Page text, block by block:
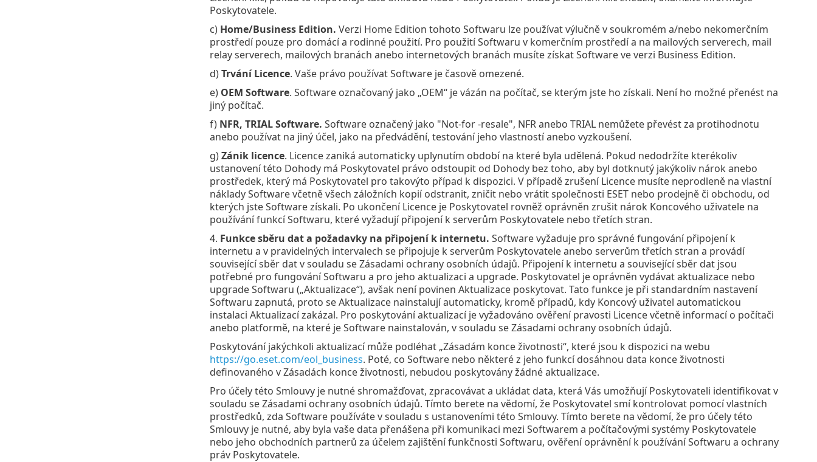
Poskytovatele.
c) Home/Business Edition. Verzi Home Edition tohoto Softwaru lze používat výlučně v soukromém a/nebo nekomerčním
prostředí pouze pro domácí a rodinné použití. Pro použití Softwaru v komerčním prostředí a na mailových serverech, mail
relay serverech, mailových branách anebo internetových branách musíte získat Software ve verzi Business Edition.
d)Trvání Licence. Vaše právo používat Software je časově omezené.
e) OEM Software. Software označovaný jako „OEM“ je vázán na počítač, se kterým jste ho získali. Není ho možné přenést na
jiný počítač.
f) NFR, TRIAL Software. Software označený jako "Not-for -resale", NFR anebo TRIAL nemůžete převést za protihodnotu
anebo používat na jiný účel, jako na předvádění, testování jeho vlastností anebo vyzkoušení.
g)Zánik licence. Licence zaniká automaticky uplynutím období na které byla udělená. Pokud nedodržíte kterékoliv
ustanovení této Dohody má Poskytovatel právo odstoupit od Dohody bez toho, aby byl dotknutý jakýkoliv nárok anebo
prostředek, který má Poskytovatel pro takovýto případ k dispozici. V případě zrušení Licence musíte neprodleně na vlastní
náklady Software včetně všech záložních kopií odstranit, zničit nebo vrátit společnosti ESET nebo prodejně či obchodu, od
kterých jste Software získali. Po ukončení Licence je Poskytovatel rovněž oprávněn zrušit nárok Koncového uživatele na
používání funkcí Softwaru, které vyžadují připojení k serverům Poskytovatele nebo třetích stran.
4. Funkce sběru dat a požadavky na připojení k internetu. Software vyžaduje pro správné fungování připojení k
internetu a v pravidelných intervalech se připojuje k serverům Poskytovatele anebo serverům třetích stran a provádí
související sběr dat v souladu se Zásadami ochrany osobních údajů. Připojení k internetu a související sběr dat jsou
potřebné pro fungování Softwaru a pro jeho aktualizaci a upgrade. Poskytovatel je oprávněn vydávat aktualizace nebo
upgrade Softwaru („Aktualizace“), avšak není povinen Aktualizace poskytovat. Tato funkce je při standardním nastavení
Softwaru zapnutá, proto se Aktualizace nainstalují automaticky, kromě případů, kdy Koncový uživatel automatickou
instalaci Aktualizací zakázal. Pro poskytování aktualizací je vyžadováno ověření pravosti Licence včetně informací o počítači
anebo platformě, na které je Software nainstalován, v souladu se Zásadami ochrany osobních údajů.
Poskytování jakýchkoli aktualizací může podléhat „Zásadám konce životnosti“, které jsou k dispozici na webu
https://go.eset.com/eol_business. Poté, co Software nebo některé z jeho funkcí dosáhnou data konce životnosti
definovaného v Zásadách konce životnosti, nebudou poskytovány žádné aktualizace.
Pro účely této Smlouvy je nutné shromažďovat, zpracovávat a ukládat data, která Vás umožňují Poskytovateli identifikovat v
souladu se Zásadami ochrany osobních údajů. Tímto berete na vědomí, že Poskytovatel smí kontrolovat pomocí vlastních
prostředků, zda Software používáte v souladu s ustanoveními této Smlouvy. Tímto berete na vědomí, že pro účely této
Smlouvy je nutné, aby byla vaše data přenášena při komunikaci mezi Softwarem a počítačovými systémy Poskytovatele
nebo jeho obchodních partnerů za účelem zajištění funkčnosti Softwaru, ověření oprávnění k používání Softwaru a ochrany
práv Poskytovatele.